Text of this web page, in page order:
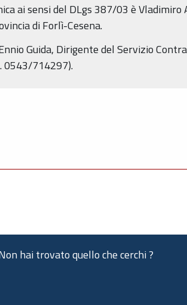
ai sensi del DLgs 387/03 è
di Forlì-Cesena.
Guida, Dirigente del Servizio
0543/714297).
hai trovato quello che cerchi ?